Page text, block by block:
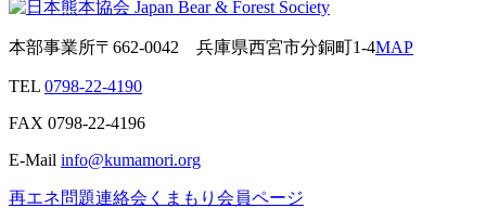
本部事業所〒662-0042 兵庫県西宮市分銅町1-4MAP
TEL 0798-22-4190
FAX 0798-22-4196
E-Mail info@kumamori.org
再エネ問題連絡会 くまもり会員ページ